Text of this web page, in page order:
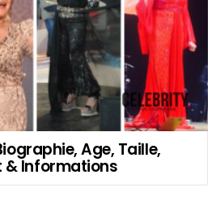
Age, Taille,
& Informations